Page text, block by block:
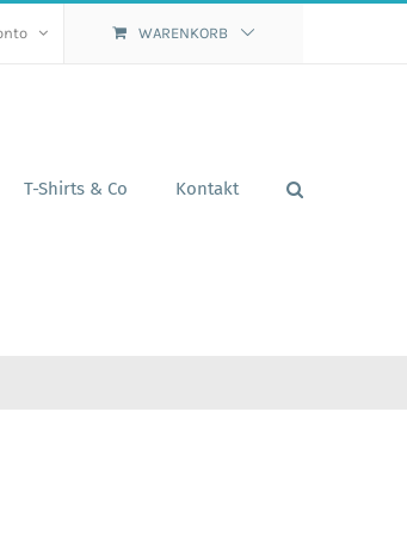
WARENKORB
T-Shirts & Co Kontakt